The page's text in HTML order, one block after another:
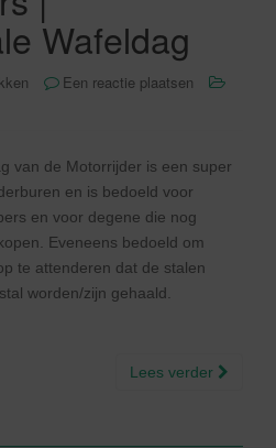
Wafeldag
Een reactie plaatsen
van de Motorrijder is een super
en is bedoeld voor
en voor degene die nog
Eveneens bedoeld om
te attenderen dat de stalen
worden/zijn gehaald.
Lees verder